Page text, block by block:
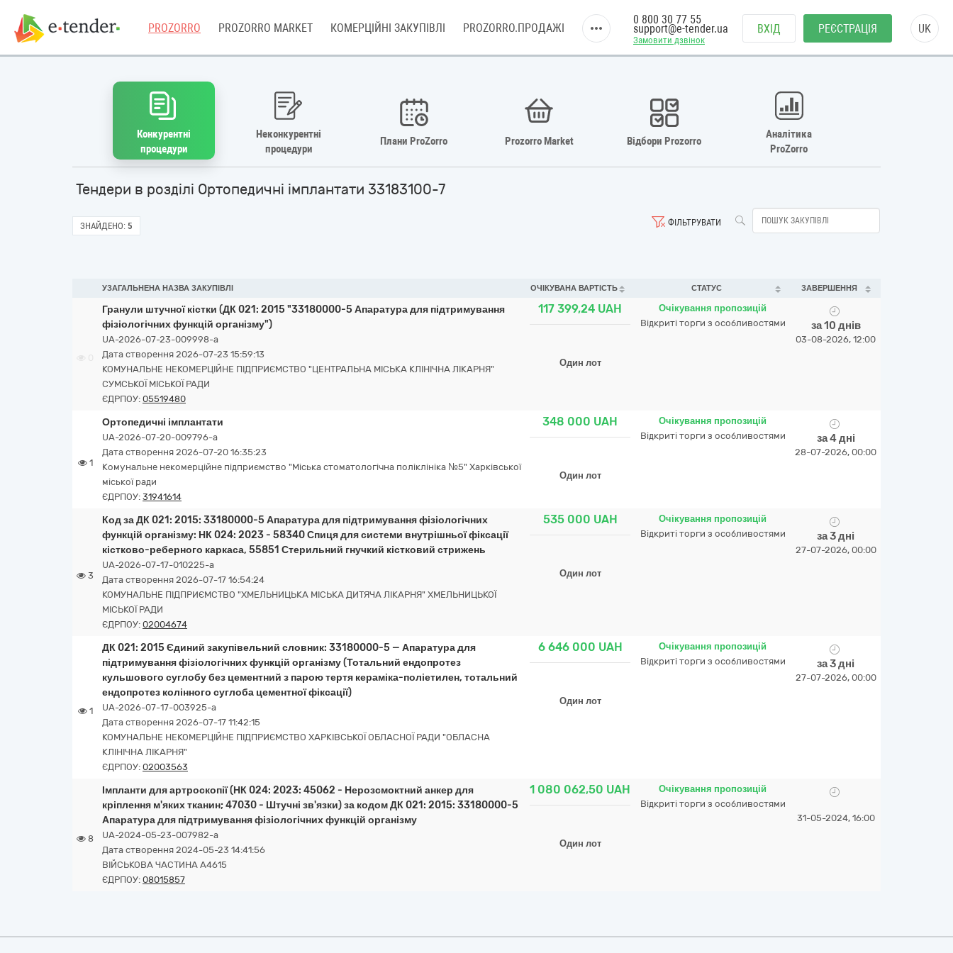
PROZORRO PROZORRO MARKET КОМЕРЦІЙНІ ЗАКУПІВЛІ PROZORRO.ПРОДАЖІ
Замовити дзвінок
0 800 30 77 55
support@e-tender.ua ВХІД РЕЄСТРАЦІЯ UK
Конкурентні
процедури
Неконкурентні
процедури
Плани ProZorro Prozorro Market Відбори Prozorro
Аналітика
ProZorro
Тендери в розділі Ортопедичні імплантати 33183100-7
ФІЛЬТРУВАТИ
ЗНАЙДЕНО: 5
УЗАГАЛЬНЕНА НАЗВА ЗАКУПІВЛІ ОЧІКУВАНА ВАРТІСТЬ СТАТУС ЗАВЕРШЕННЯ
Гранули штучної кістки (ДК 021: 2015 "33180000-5 Апаратура для підтримування
фізіологічних функцій організму")
UA-2026-07-23-009998-a
Дата створення 2026-07-23 15:59:13
КОМУНАЛЬНЕ НЕКОМЕРЦІЙНЕ ПІДПРИЄМСТВО "ЦЕНТРАЛЬНА МІСЬКА КЛІНІЧНА ЛІКАРНЯ"
СУМСЬКОЇ МІСЬКОЇ РАДИ
ЄДРПОУ: 05519480
117 399,24 UAH
Один лот
Очікування пропозицій
Відкриті торги з особливостями
за 10 днів
03-08-2026, 12:00
1
Ортопедичні імплантати
UA-2026-07-20-009796-a
Дата створення 2026-07-20 16:35:23
Комунальне некомерційне підприємство "Міська стоматологічна поліклініка №5" Харківської
міської ради
ЄДРПОУ: 31941614
348 000 UAH
Один лот
Очікування пропозицій
Відкриті торги з особливостями
за 4 дні
28-07-2026, 00:00
3
Код за ДК 021: 2015: 33180000-5 Апаратура для підтримування фізіологічних
функцій організму: НК 024: 2023 - 58340 Спиця для системи внутрішньої фіксації
кістково-реберного каркаса, 55851 Стерильний гнучкий кістковий стрижень
UA-2026-07-17-010225-a
Дата створення 2026-07-17 16:54:24
КОМУНАЛЬНЕ ПІДПРИЄМСТВО "ХМЕЛЬНИЦЬКА МІСЬКА ДИТЯЧА ЛІКАРНЯ" ХМЕЛЬНИЦЬКОЇ
МІСЬКОЇ РАДИ
ЄДРПОУ: 02004674
535 000 UAH
Один лот
Очікування пропозицій
Відкриті торги з особливостями
за 3 дні
27-07-2026, 00:00
1
ДК 021: 2015 Єдиний закупівельний словник: 33180000-5 — Апаратура для
підтримування фізіологічних функцій організму (Тотальний ендопротез
кульшового суглобу без цементний з парою тертя кераміка-поліетилен, тотальний
ендопротез колінного суглоба цементної фіксації)
UA-2026-07-17-003925-a
Дата створення 2026-07-17 11:42:15
КОМУНАЛЬНЕ НЕКОМЕРЦІЙНЕ ПІДПРИЄМСТВО ХАРКІВСЬКОЇ ОБЛАСНОЇ РАДИ "ОБЛАСНА
КЛІНІЧНА ЛІКАРНЯ"
ЄДРПОУ: 02003563
6 646 000 UAH
Один лот
Очікування пропозицій
Відкриті торги з особливостями
за 3 дні
27-07-2026, 00:00
8
Імпланти для артроскопії (НК 024: 2023: 45062 - Нерозсмоктний анкер для
кріплення м'яких тканин; 47030 - Штучні зв'язки) за кодом ДК 021: 2015: 33180000-5
Апаратура для підтримування фізіологічних функцій організму
UA-2024-05-23-007982-a
Дата створення 2024-05-23 14:41:56
ВІЙСЬКОВА ЧАСТИНА А4615
ЄДРПОУ: 08015857
1 080 062,50 UAH
Один лот
Очікування пропозицій
Відкриті торги з особливостями
31-05-2024, 16:00